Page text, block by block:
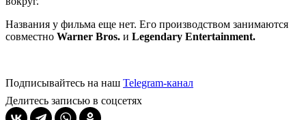
Названия у фильма еще нет. Его производством занимаются
совместно Warner Bros. и Legendary Entertainment.
Подписывайтесь на наш Telegram-канал
Делитесь записью в соцсетях